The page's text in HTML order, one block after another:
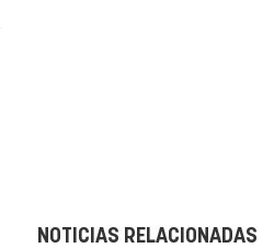
NOTICIAS RELACIONADAS